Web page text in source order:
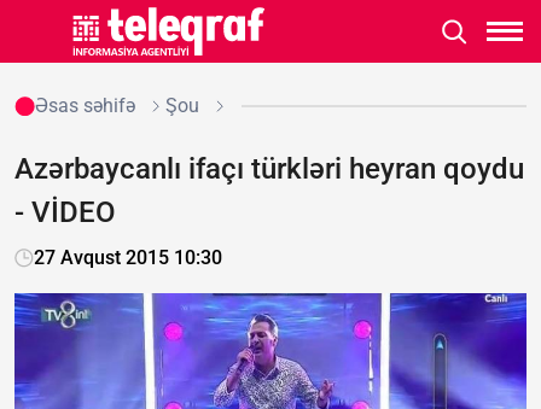
Əsas səhifə Şou
Azərbaycanlı ifaçı türkləri heyran qoydu
- VİDEO
27 Avqust 2015 10:30